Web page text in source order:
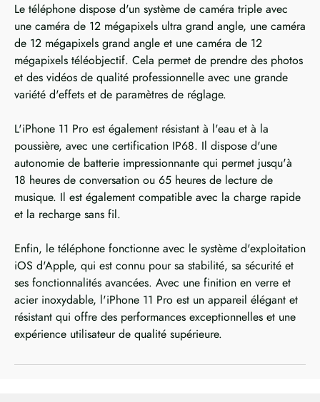
Le téléphone dispose d'un système de caméra triple avec
une caméra de 12 mégapixels ultra grand angle, une caméra
de 12 mégapixels grand angle et une caméra de 12
mégapixels téléobjectif. Cela permet de prendre des photos
et des vidéos de qualité professionnelle avec une grande
variété d'effets et de paramètres de réglage.
L'iPhone 11 Pro est également résistant à l'eau et à la
poussière, avec une certification IP68. Il dispose d'une
autonomie de batterie impressionnante qui permet jusqu'à
18 heures de conversation ou 65 heures de lecture de
musique. Il est également compatible avec la charge rapide
et la recharge sans fil.
Enfin, le téléphone fonctionne avec le système d'exploitation
iOS d'Apple, qui est connu pour sa stabilité, sa sécurité et
ses fonctionnalités avancées. Avec une finition en verre et
acier inoxydable, l'iPhone 11 Pro est un appareil élégant et
résistant qui offre des performances exceptionnelles et une
expérience utilisateur de qualité supérieure.